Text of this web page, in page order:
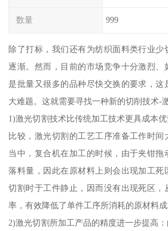
数量 999
除了打标，我们还有为纺织面料类行业
逐渐。然而，目前的市场竞争十分激烈、
是批量又很多的品种尽快交换的要求，这
大难题。这就需要寻找一种新的切削技术-
1)激光切割技术比传统加工技术更具成本
比较，激光切割的工艺工序准备工作时间
当中，复合机在加工的时候，由于夹钳
落料量，因此在原材料上则会出现加工死
切割时于工件静止，因而没有出现死区，
率，有效降低了单件工序所消耗的原材料成
2)激光切割所加工产品的精度进一步提高